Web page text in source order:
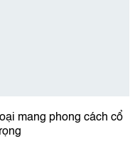
mang phong cách cổ